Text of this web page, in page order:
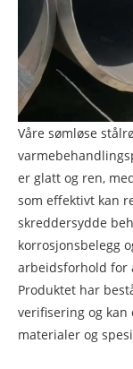
Våre sømløse
er glatt og ren,
som effektivt kan
skreddersydde
korrosjonsbelegg
arbeidsforhold for
Produktet har
verifisering og
materialer og